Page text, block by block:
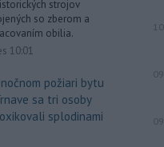
útokov. Stalo sa tak v reakcii
porušenie prímeria zo
Hizballáh.
strojov
so zberom a
obilia.
10:01
nočnom požiari bytu
sa tri osoby
splodinami